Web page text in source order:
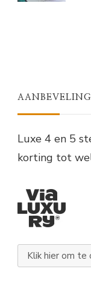
AANBEVELING
Luxe 4 en 5
korting tot
Klik hier om te